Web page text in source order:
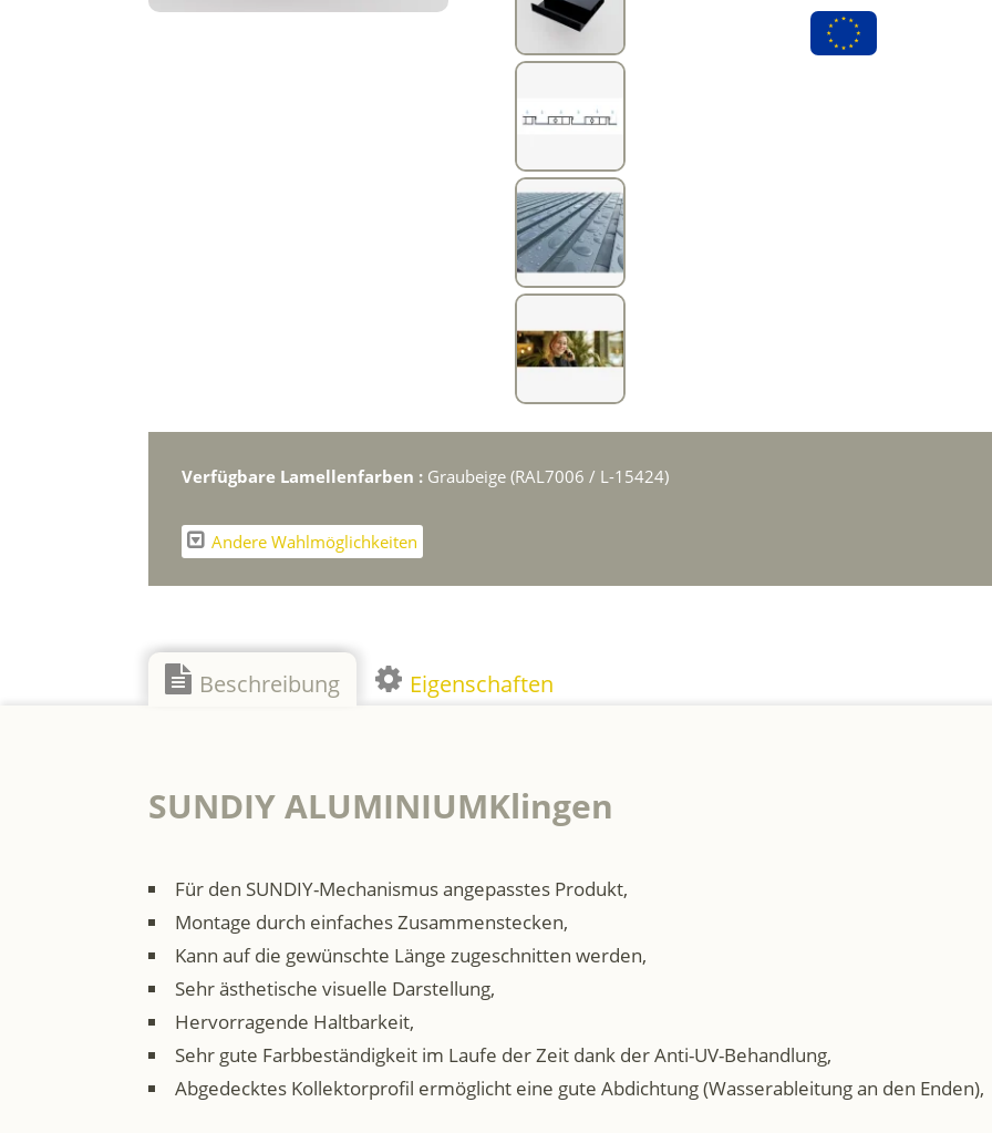
Verfügbare Lamellenfarben : Graubeige (RAL7006 / L-15424)
Andere Wahlmöglichkeiten
Beschreibung Eigenschaften
SUNDIY ALUMINIUMKlingen
Für den SUNDIY-Mechanismus angepasstes Produkt,
Montage durch einfaches Zusammenstecken,
Kann auf die gewünschte Länge zugeschnitten werden,
Sehr ästhetische visuelle Darstellung,
Hervorragende Haltbarkeit,
Sehr gute Farbbeständigkeit im Laufe der Zeit dank der Anti-UV-Behandlung,
Abgedecktes Kollektorprofil ermöglicht eine gute Abdichtung (Wasserableitung an den Enden),